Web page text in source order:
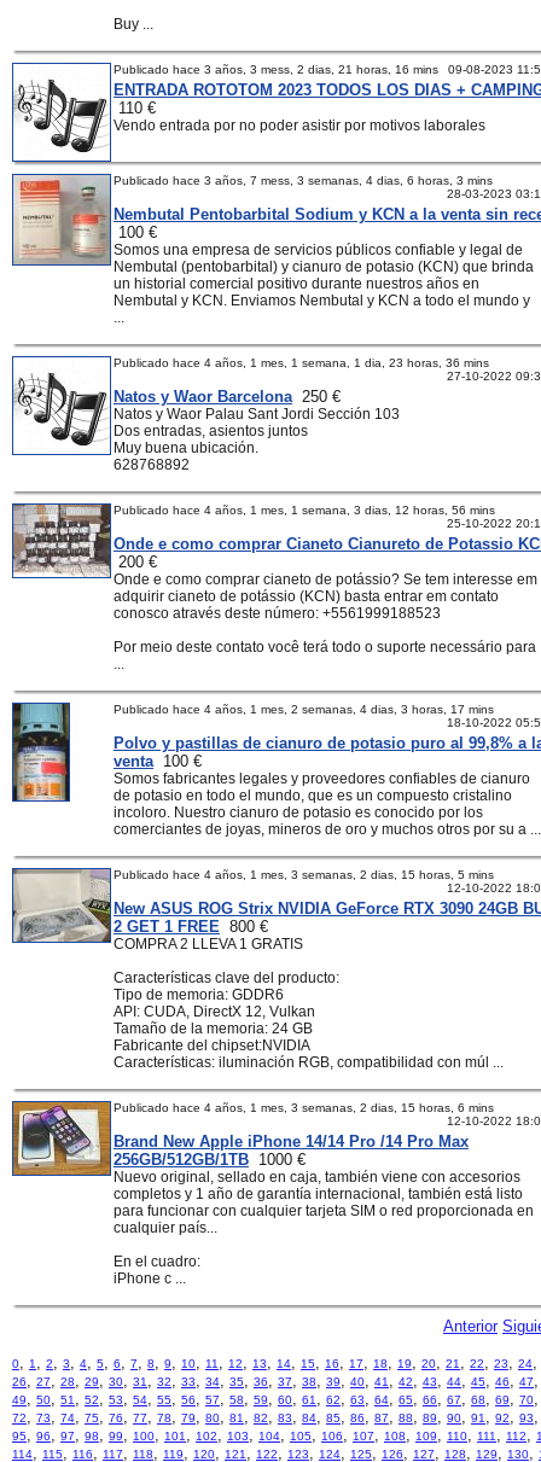
Buy ...
Publicado hace 3 años, 3 mess, 2 dias, 21 horas, 16 mins 09-08-2023
ENTRADA ROTOTOM 2023 TODOS LOS DIAS +
110 €
Vendo entrada por no poder asistir por motivos laborales
Publicado hace 3 años, 7 mess, 3 semanas, 4 dias, 6 horas, 3 mins
28-03-2023
Nembutal Pentobarbital Sodium y KCN a la venta sin
100 €
Somos una empresa de servicios públicos confiable y legal de
Nembutal (pentobarbital) y cianuro de potasio (KCN) que brinda
un historial comercial positivo durante nuestros años en
Nembutal y KCN. Enviamos Nembutal y KCN a todo el mundo y
...
Publicado hace 4 años, 1 mes, 1 semana, 1 dia, 23 horas, 36 mins
27-10-2022
Natos y Waor Barcelona250 €
Natos y Waor Palau Sant Jordi Sección 103
Dos entradas, asientos juntos
Muy buena ubicación.
628768892
Publicado hace 4 años, 1 mes, 1 semana, 3 dias, 12 horas, 56 mins
25-10-2022
Onde e como comprar Cianeto Cianureto de Potassio
200 €
Onde e como comprar cianeto de potássio? Se tem interesse em
adquirir cianeto de potássio (KCN) basta entrar em contato
conosco através deste número: +5561999188523
Por meio deste contato você terá todo o suporte necessário para
...
Publicado hace 4 años, 1 mes, 2 semanas, 4 dias, 3 horas, 17 mins
18-10-2022
Polvo y pastillas de cianuro de potasio puro al 99,8% a
venta100 €
Somos fabricantes legales y proveedores confiables de cianuro
de potasio en todo el mundo, que es un compuesto cristalino
incoloro. Nuestro cianuro de potasio es conocido por los
comerciantes de joyas, mineros de oro y muchos otros por su a ...
Publicado hace 4 años, 1 mes, 3 semanas, 2 dias, 15 horas, 5 mins
12-10-2022
New ASUS ROG Strix NVIDIA GeForce RTX 3090 24GB
2 GET 1 FREE 800 €
COMPRA 2 LLEVA 1 GRATIS
Características clave del producto:
Tipo de memoria: GDDR6
API: CUDA, DirectX 12, Vulkan
Tamaño de la memoria: 24 GB
Fabricante del chipset:NVIDIA
Características: iluminación RGB, compatibilidad con múl ...
Publicado hace 4 años, 1 mes, 3 semanas, 2 dias, 15 horas, 6 mins
12-10-2022
Brand New Apple iPhone 14/14 Pro /14 Pro Max
256GB/512GB/1TB 1000 €
Nuevo original, sellado en caja, también viene con accesorios
completos y 1 año de garantía internacional, también está listo
para funcionar con cualquier tarjeta SIM o red proporcionada en
cualquier país...
En el cuadro:
iPhone c ...
Anterior
0, 1 , 2, 3, 4, 5, 6, 7, 8, 9, 10, 11 , 12, 13, 14, 15, 16, 17, 18, 19, 20, 21 , 22, 23, 24,
26, 27, 28, 29, 30, 31 , 32, 33, 34, 35, 36, 37, 38, 39, 40, 41 , 42, 43, 44, 45, 46, 47
49, 50, 51 , 52, 53, 54, 55, 56, 57, 58, 59, 60, 61 , 62, 63, 64, 65, 66, 67, 68, 69, 70
72, 73, 74, 75, 76, 77, 78, 79, 80, 81 , 82, 83, 84, 85, 86, 87, 88, 89, 90, 91 , 92, 93
95, 96, 97, 98, 99, 100, 101 , 102, 103, 104, 105, 106, 107, 108, 109, 110, 111 , 112,
114, 115, 116, 117, 118, 119, 120, 121 , 122, 123, 124, 125, 126, 127, 128, 129, 130,